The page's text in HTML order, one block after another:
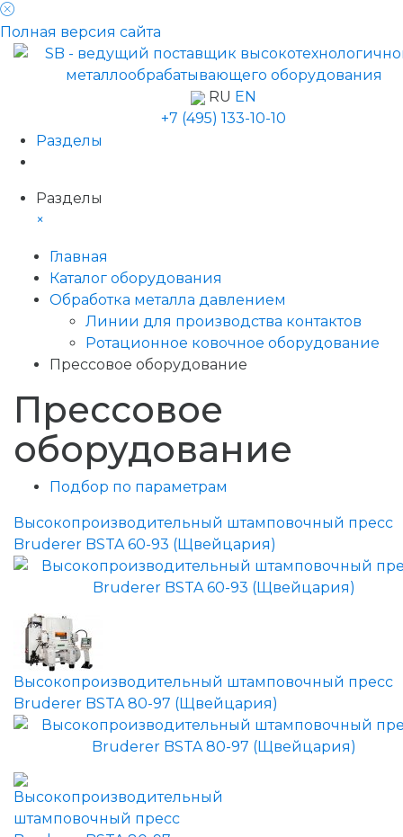
Полная версия сайта
RU EN
+7 (495) 133-10-10
Разделы
Разделы
×
Главная
Каталог оборудования
Обработка металла давлением
Линии для производства контактов
Ротационное ковочное оборудование
Прессовое оборудование
Прессовое
оборудование
Подбор по параметрам
Высокопроизводительный штамповочный пресс
Bruderer BSTA 60-93 (Щвейцария)
Высокопроизводительный штамповочный пресс
Bruderer BSTA 80-97 (Щвейцария)